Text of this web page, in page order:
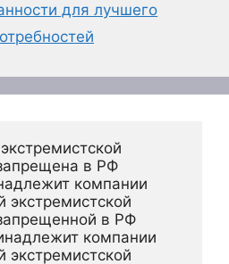
для лучшего
в РФ
компании
экстремистской
в РФ
компании
экстремистской